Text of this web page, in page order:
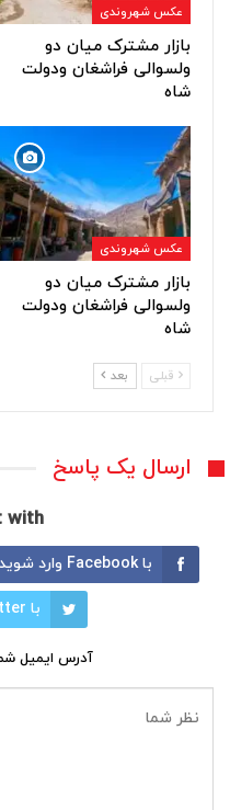
عکس شهروندی
بازار مشترک میان دو
ولسوالی فراشغان ودولت
شاه
عکس شهروندی
بازار مشترک میان دو
ولسوالی فراشغان ودولت
شاه
قبلی بعد
ارسال یک پاسخ
with:
با Facebook وارد شوید
با Twitter وارد شوید
آدرس ایمیل